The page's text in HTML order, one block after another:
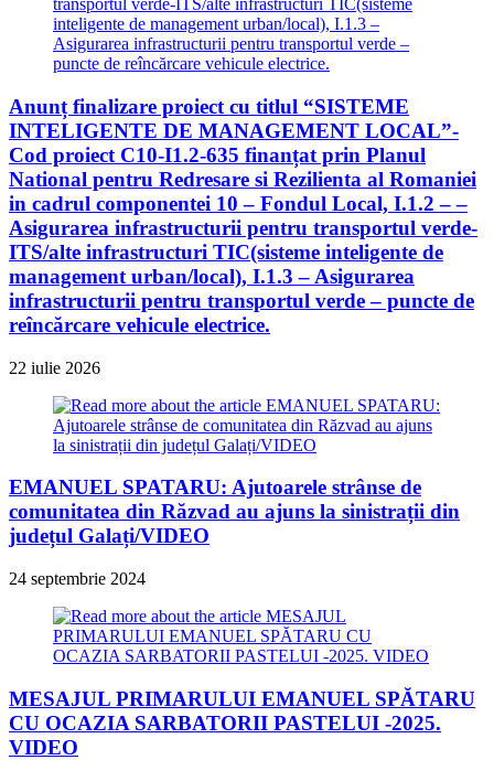
Anunț finalizare proiect cu titlul “SISTEME
INTELIGENTE DE MANAGEMENT LOCAL”-
Cod proiect C10-I1.2-635 finanțat prin Planul
National pentru Redresare si Rezilienta al Romaniei
in cadrul componentei 10 – Fondul Local, I.1.2 – –
Asigurarea infrastructurii pentru transportul verde-
ITS/alte infrastructuri TIC(sisteme inteligente de
management urban/local), I.1.3 – Asigurarea
infrastructurii pentru transportul verde – puncte de
reîncărcare vehicule electrice.
22 iulie 2026
EMANUEL SPATARU: Ajutoarele strânse de
comunitatea din Răzvad au ajuns la sinistrații din
județul Galați/VIDEO
24 septembrie 2024
MESAJUL PRIMARULUI EMANUEL SPĂTARU
CU OCAZIA SARBATORII PASTELUI -2025.
VIDEO